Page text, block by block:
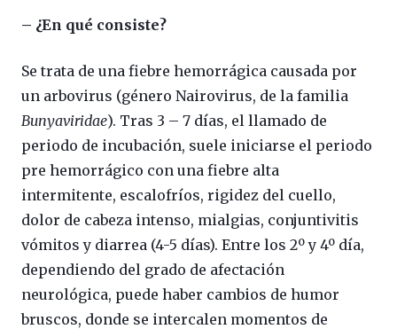
– ¿En qué consiste?
Se trata de una fiebre hemorrágica causada por
un arbovirus (género Nairovirus, de la familia
Bunyaviridae). Tras 3 – 7 días, el llamado de
periodo de incubación, suele iniciarse el periodo
pre hemorrágico con una fiebre alta
intermitente, escalofríos, rigidez del cuello,
dolor de cabeza intenso, mialgias, conjuntivitis
vómitos y diarrea (4-5 días). Entre los 2º y 4º día,
dependiendo del grado de afectación
neurológica, puede haber cambios de humor
bruscos, donde se intercalen momentos de